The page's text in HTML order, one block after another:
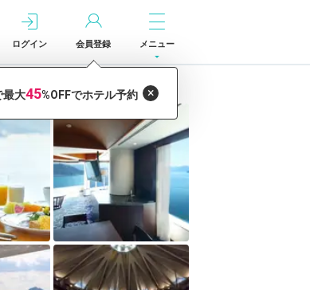
ログイン 会員登録 メニュー